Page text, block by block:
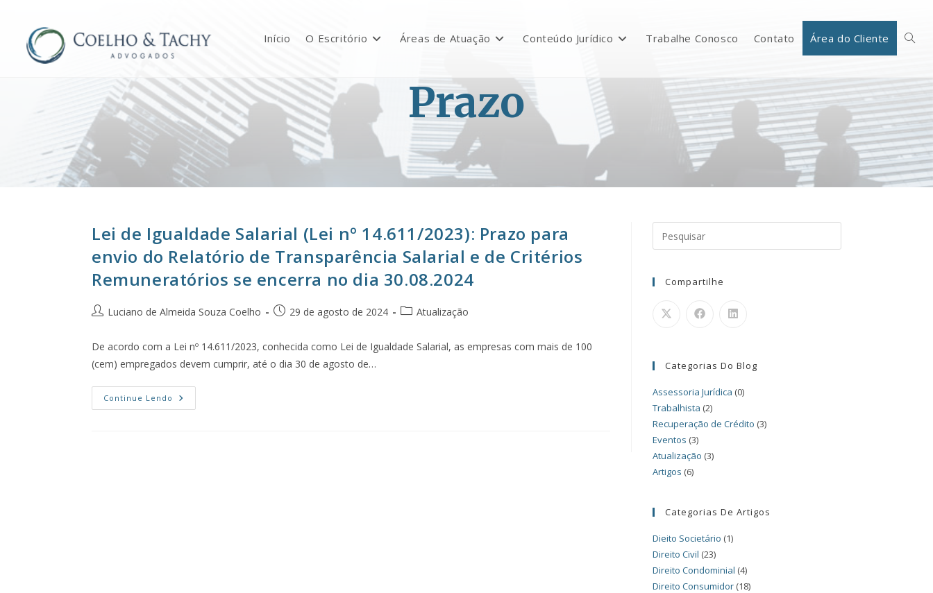
Início O Escritório Áreas de Atuação Conteúdo Jurídico Trabalhe Conosco Contato Área do Cliente
Prazo
Lei de Igualdade Salarial (Lei nº 14.611/2023): Prazo para
envio do Relatório de Transparência Salarial e de Critérios
Remuneratórios se encerra no dia 30.08.2024
Luciano de Almeida Souza Coelho 29 de agosto de 2024 Atualização
De acordo com a Lei nº 14.611/2023, conhecida como Lei de Igualdade Salarial, as empresas com mais de 100
(cem) empregados devem cumprir, até o dia 30 de agosto de…
Continue Lendo
Compartilhe
Categorias Do Blog
Assessoria Jurídica (0)
Trabalhista (2)
Recuperação de Crédito (3)
Eventos (3)
Atualização (3)
Artigos (6)
Categorias De Artigos
Dieito Societário (1)
Direito Civil (23)
Direito Condominial (4)
Direito Consumidor (18)